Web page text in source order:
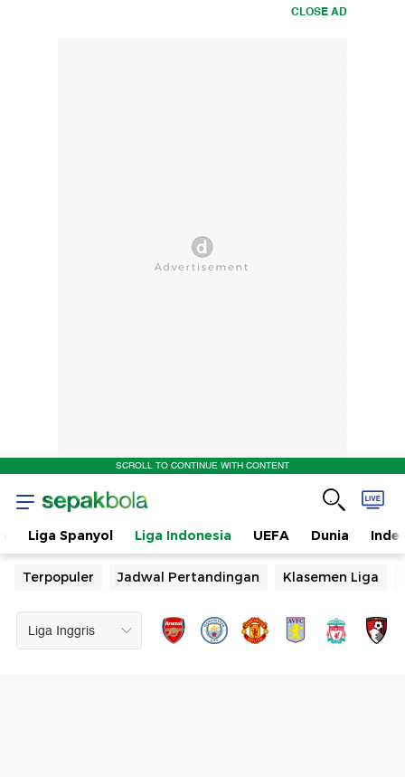
CLOSE AD
SCROLL TO CONTINUE WITH CONTENT
Liga Spanyol Liga Indonesia UEFA Dunia
Terpopuler Jadwal Pertandingan Klasemen Liga